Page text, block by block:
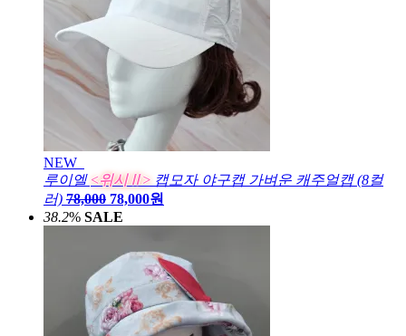
NEW
루이엘 <위시Ⅱ> 캡모자 야구캡 가벼운 캐주얼캡 (8컬
러) 78,000 78,000원
38.2% SALE